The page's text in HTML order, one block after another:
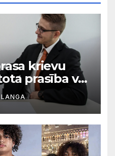
krievu
prasība vai
VDI